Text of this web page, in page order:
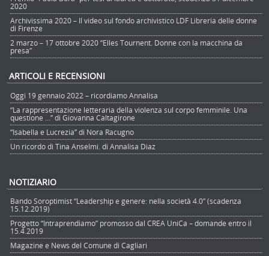
2020
Archivissima 2020 – Il video sul fondo archivistico LDF Libreria delle donne
di Firenze
2 marzo – 17 ottobre 2020 “Elles Tournent. Donne con la macchina da
presa”
ARTICOLI E RECENSIONI
Oggi 19 gennaio 2022 – ricordiamo Annalisa
“La rappresentazione letteraria della violenza sul corpo femminile. Una
questione …” di Giovanna Caltagirone
“Isabella e Lucrezia” di Nora Racugno
Un ricordo di Tina Anselmi. di Annalisa Diaz
NOTIZIARIO
Bando Soroptimist “Leadership e genere: nella società 4.0” (scadenza
15.12.2019)
Progetto “Intraprendiamo” promosso dal CREA UniCa – domande entro il
15.4.2019
Magazine e News del Comune di Cagliari